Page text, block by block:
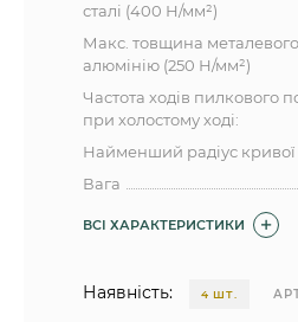
сталі (400 Н/мм²)
Макс. товщина металевого
алюмінію (250 Н/мм²)
Частота ходів пилкового
при холостому ході:
Найменший радіус кривої
Вага
ВСІ ХАРАКТЕРИСТИКИ
Наявність: 4 ШТ.